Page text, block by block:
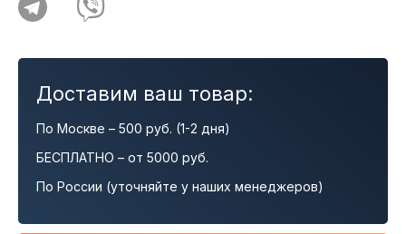
Доставим ваш товар:
По Москве – 500 руб. (1-2 дня)
БЕСПЛАТНО – от 5000 руб.
По России (уточняйте у наших менеджеров)